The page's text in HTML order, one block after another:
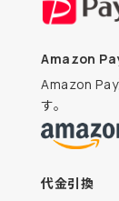
Amazon
Amazon
す。
代金引換